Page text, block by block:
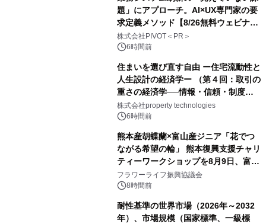
題」にアプローチ。AI×UX専門家の要
求定義メソッド【8/26無料ウェビナ
ー】株式会社PIVOT
株式会社PIVOT＜PR＞
6時間前
住まいを選び直す自由 ー住宅流動性と
人生設計の経済学ー （第４回：取引の
重さの経済学──情報・信頼・制度を
PropTechはどう組み替えるか）｜
PropTech-Lab
株式会社property technologies
6時間前
熊本産胡蝶蘭×富山産ジニア「花でつ
ながる希望の輪」 熊本復興支援チャリ
ティーワークショップを8月9日、富
山・射水で開催
フラワーライフ振興協議会
8時間前
耐性基準の世界市場（2026年～2032
年）、市場規模（国家標準、一級標